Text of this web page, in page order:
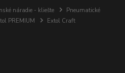
náradie - kliešte
Pneumatické
PREMIUM Extol Craft